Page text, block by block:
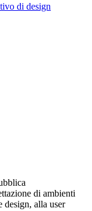
di design
di ambienti
alla user